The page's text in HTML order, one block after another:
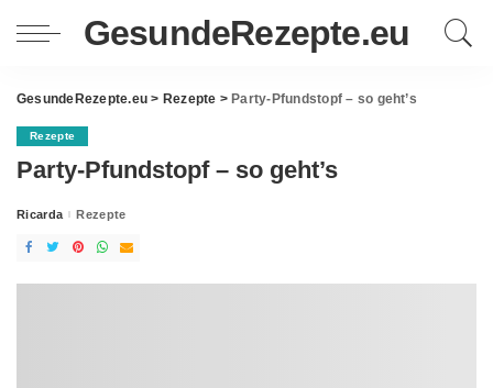
GesundeRezepte.eu
GesundeRezepte.eu > Rezepte > Party-Pfundstopf – so geht’s
Rezepte
Party-Pfundstopf – so geht’s
Posted
Ricarda Rezepte